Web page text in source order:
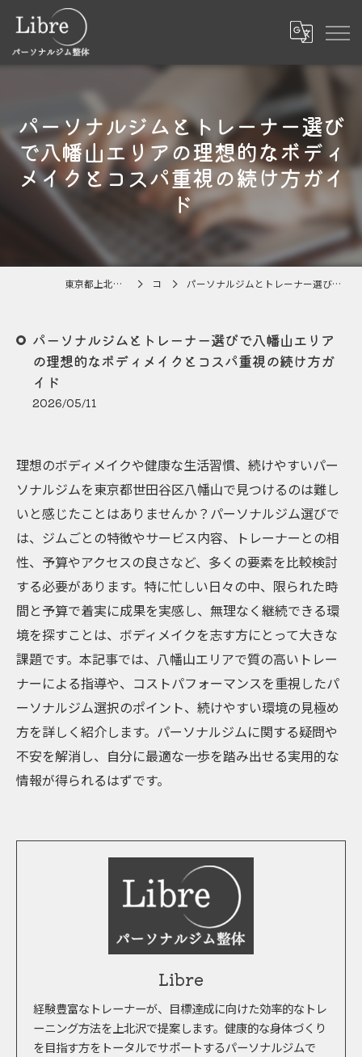
パーソナルジムとトレーナー選び
で八幡山エリアの理想的なボディ
メイクとコスパ重視の続け方ガイ
ド
東京都上北沢のパーソナルジムならLibre コラム パーソナルジムとトレーナー選びで八幡山エリアの理想的なボディメイクとコスパ重視の続け方ガイド
パーソナルジムとトレーナー選びで八幡山エリア
の理想的なボディメイクとコスパ重視の続け方ガ
イド
2026/05/11
理想のボディメイクや健康な生活習慣、続けやすいパー
ソナルジムを東京都世田谷区八幡山で見つけるのは難し
いと感じたことはありませんか？パーソナルジム選びで
は、ジムごとの特徴やサービス内容、トレーナーとの相
性、予算やアクセスの良さなど、多くの要素を比較検討
する必要があります。特に忙しい日々の中、限られた時
間と予算で着実に成果を実感し、無理なく継続できる環
境を探すことは、ボディメイクを志す方にとって大きな
課題です。本記事では、八幡山エリアで質の高いトレー
ナーによる指導や、コストパフォーマンスを重視したパ
ーソナルジム選択のポイント、続けやすい環境の見極め
方を詳しく紹介します。パーソナルジムに関する疑問や
不安を解消し、自分に最適な一歩を踏み出せる実用的な
情報が得られるはずです。
Libre
経験豊富なトレーナーが、目標達成に向けた効率的なトレ
ーニング方法を上北沢で提案します。健康的な身体づくり
を目指す方をトータルでサポートするパーソナルジムで